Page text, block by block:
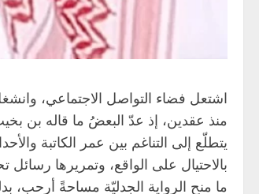
اشتعل فضاء التواصل الاجتماعي،
منذ عقدين، إذ عدّ البعضُ ما قاله بن
يتطلّع إلى التناغم بين عمر الكاتبة
بالاحتيال على الواقع، وتمريرها
ما منح الرواية الجدليّة مساحةً أرحب،